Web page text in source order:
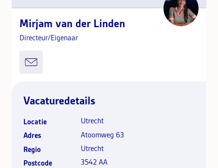
Mirjam van der Linden
Directeur/Eigenaar
Vacaturedetails
Locatie
Utrecht
Adres
Atoomweg 63
Regio
Utrecht
Postcode
3542 AA